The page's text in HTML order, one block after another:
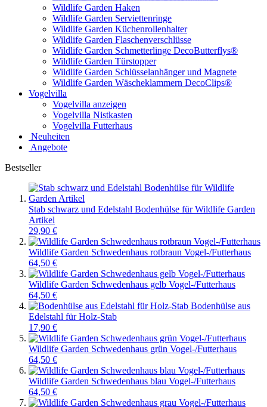
Wildlife Garden Haken
Wildlife Garden Serviettenringe
Wildlife Garden Küchenrollenhalter
Wildlife Garden Flaschenverschlüsse
Wildlife Garden Schmetterlinge DecoButterflys®
Wildlife Garden Türstopper
Wildlife Garden Schlüsselanhänger und Magnete
Wildlife Garden Wäscheklammern DecoClips®
Vogelvilla
Vogelvilla anzeigen
Vogelvilla Nistkasten
Vogelvilla Futterhaus
Neuheiten
Angebote
Bestseller
Stab schwarz und Edelstahl Bodenhülse für Wildlife Garden
Artikel
29,90 €
Wildlife Garden Schwedenhaus rotbraun Vogel-/Futterhaus
64,50 €
Wildlife Garden Schwedenhaus gelb Vogel-/Futterhaus
64,50 €
Bodenhülse aus
Edelstahl für Holz-Stab
17,90 €
Wildlife Garden Schwedenhaus grün Vogel-/Futterhaus
64,50 €
Wildlife Garden Schwedenhaus blau Vogel-/Futterhaus
64,50 €